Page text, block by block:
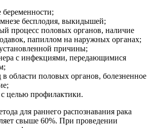
беременности;
бесплодия, выкидышей;
процесс половых органов, наличие
папиллом на наружных органах;
причины;
с инфекциями, передающимися
области половых органов, болезненное
с целью профилактики.
для раннего распознавания рака
свыше 60%. При проведении